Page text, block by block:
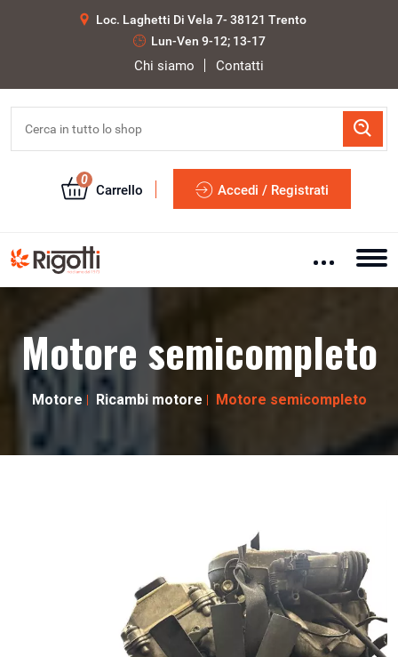
Loc. Laghetti Di Vela 7- 38121 Trento
Lun-Ven 9-12; 13-17
Chi siamo Contatti
0
Carrello Accedi / Registrati
Motore semicompleto
Motore Ricambi motore Motore semicompleto